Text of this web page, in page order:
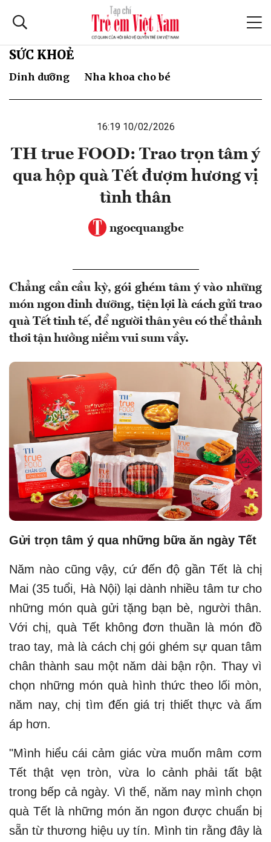
SỨC KHOẺ
Dinh dưỡng Nha khoa cho bé
16:19 10/02/2026
TH true FOOD: Trao trọn tâm ý
qua hộp quà Tết đượm hương vị
tình thân
ngocquangbc
Chẳng cần cầu kỳ, gói ghém tâm ý vào những
món ngon dinh dưỡng, tiện lợi là cách gửi trao
quà Tết tinh tế, để người thân yêu có thể thảnh
thơi tận hưởng niềm vui sum vầy.
Gửi trọn tâm ý qua những bữa ăn ngày Tết
Năm nào cũng vậy, cứ đến độ gần Tết là chị
Mai (35 tuổi, Hà Nội) lại dành nhiều tâm tư cho
những món quà gửi tặng bạn bè, người thân.
Với chị, quà Tết không đơn thuần là món đồ
trao tay, mà là cách chị gói ghém sự quan tâm
chân thành sau một năm dài bận rộn. Thay vì
chọn những món quà hình thức theo lối mòn,
năm nay, chị tìm đến giá trị thiết thực và ấm
áp hơn.
"Mình hiểu cái cảm giác vừa muốn mâm cơm
Tết thật vẹn tròn, vừa lo cảnh phải tất bật
trong bếp cả ngày. Vì thế, năm nay mình chọn
quà Tết là những món ăn ngon được chuẩn bị
sẵn từ thương hiệu uy tín. Mình tin rằng đây là